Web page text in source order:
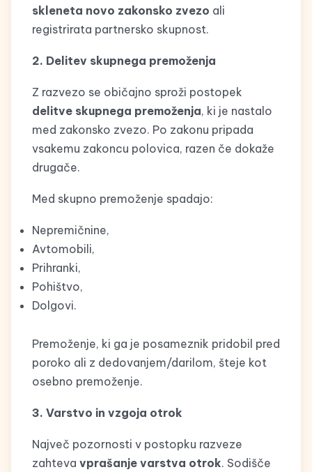
skleneta novo zakonsko zvezo ali
registrirata partnersko skupnost.
2. Delitev skupnega premoženja
Z razvezo se običajno sproži postopek
delitve skupnega premoženja, ki je nastalo
med zakonsko zvezo. Po zakonu pripada
vsakemu zakoncu polovica, razen če dokaže
drugače.
Med skupno premoženje spadajo:
Nepremičnine,
Avtomobili,
Prihranki,
Pohištvo,
Dolgovi.
Premoženje, ki ga je posameznik pridobil pred
poroko ali z dedovanjem/darilom, šteje kot
osebno premoženje.
3. Varstvo in vzgoja otrok
Največ pozornosti v postopku razveze
zahteva vprašanje varstva otrok. Sodišče